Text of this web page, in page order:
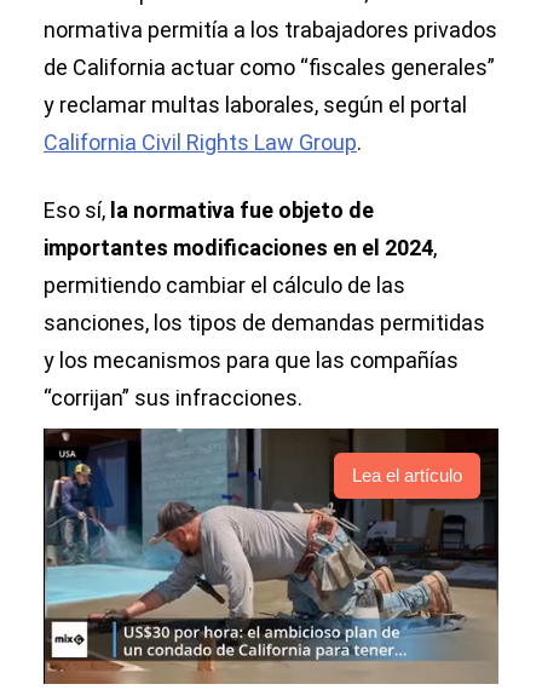
normativa permitía a los trabajadores privados
de California actuar como “fiscales generales”
y reclamar multas laborales, según el portal
California Civil Rights Law Group.
Eso sí, la normativa fue objeto de
importantes modificaciones en el 2024,
permitiendo cambiar el cálculo de las
sanciones, los tipos de demandas permitidas
y los mecanismos para que las compañías
“corrijan” sus infracciones.
Lea el artículo